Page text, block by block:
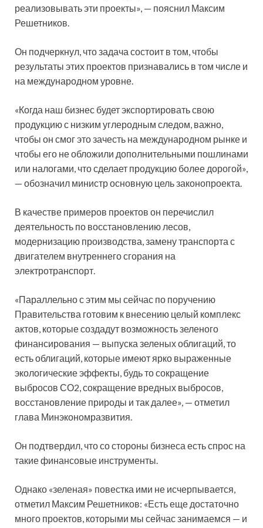
реализовывать эти проекты», — пояснил Максим
Решетников.
Он подчеркнул, что задача состоит в том, чтобы
результаты этих проектов признавались в том числе и
на международном уровне.
«Когда наш бизнес будет экспортировать свою
продукцию с низким углеродным следом, важно,
чтобы он смог это зачесть на международном рынке и
чтобы его не обложили дополнительными пошлинами
или налогами, что сделает продукцию более дорогой»,
— обозначил министр основную цель законопроекта.
В качестве примеров проектов он перечислил
деятельность по восстановлению лесов,
модернизацию производства, замену транспорта с
двигателем внутреннего сгорания на
электротранспорт.
«Параллельно с этим мы сейчас по поручению
Правительства готовим к внесению целый комплекс
актов, которые создадут возможность зеленого
финансирования — выпуска зеленых облигаций, то
есть облигаций, которые имеют ярко выраженные
экологические эффекты, будь то сокращение
выбросов СО2, сокращение вредных выбросов,
восстановление природы и так далее», — отметил
глава Минэкономразвития.
Он подтвердил, что со стороны бизнеса есть спрос на
такие финансовые инструменты.
Однако «зеленая» повестка ими не исчерпывается,
отметил Максим Решетников: «Есть еще достаточно
много проектов, которыми мы сейчас занимаемся — и